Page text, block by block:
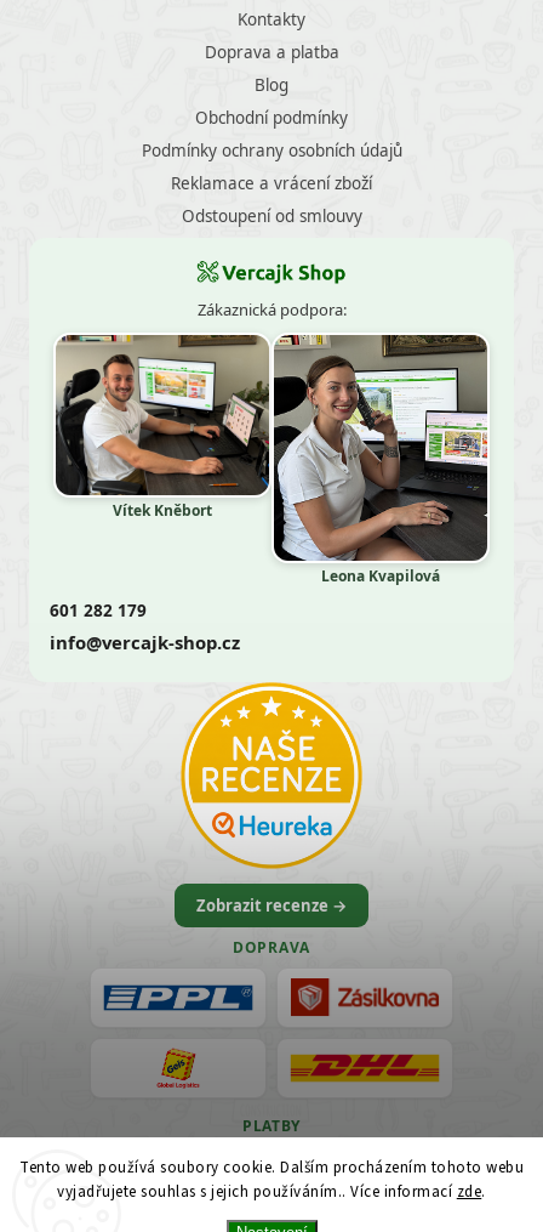
Tento web používá soubory cookie. Dalším procházením tohoto webu
vyjadřujete souhlas s jejich používáním.. Více informací zde.
Kontakty
Doprava a platba
Blog
Obchodní podmínky
Podmínky ochrany osobních údajů
Reklamace a vrácení zboží
Odstoupení od smlouvy
Zákaznická podpora:
Vítek Kněbort
Leona Kvapilová
601 282 179
info@vercajk-shop.cz
Zobrazit recenze →
DOPRAVA
PLATBY
VISA